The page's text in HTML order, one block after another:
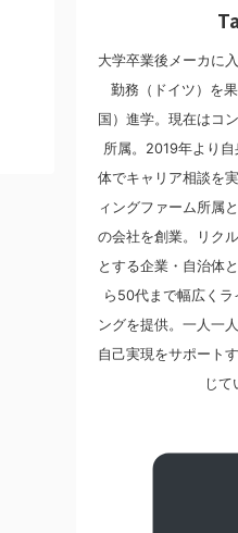
大学卒業後メーカに
勤務（ドイツ）を
国）進学。現在はコ
所属。2019年より
体でキャリア相談を
ィングファーム所属
の会社を創業。リク
とする企業・自治体
ら50代まで幅広く
ングを提供。一人一
自己実現をサポート
じて